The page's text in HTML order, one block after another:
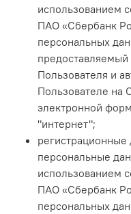
использованием
ПАО «Сбербанк
персональных
предоставляемый
Пользователя и
Пользователе на
электронной
"интернет";
персональные
использованием
ПАО «Сбербанк
персональных